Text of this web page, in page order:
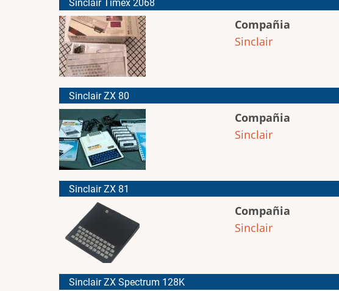
Sinclair Timex 2068
Compañia
Sinclair
Sinclair ZX 80
Compañia
Sinclair
Sinclair ZX 81
Compañia
Sinclair
Sinclair ZX Spectrum 128K